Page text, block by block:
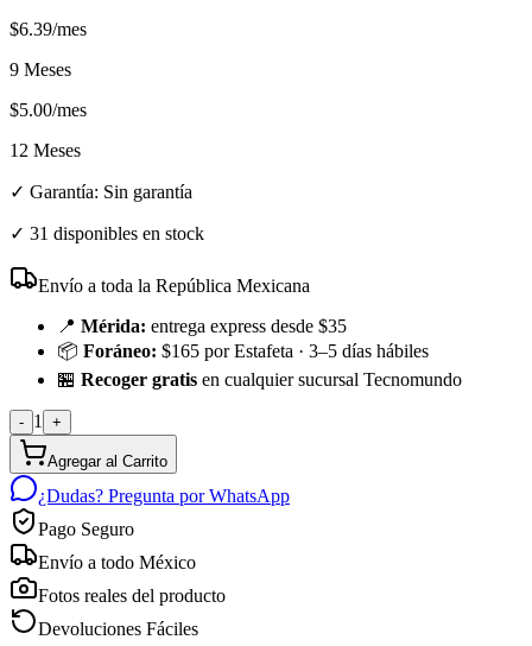
$6.39/mes
9 Meses
$5.00/mes
12 Meses
✓ Garantía: Sin garantía
✓ 31 disponibles en stock
Envío a toda la República Mexicana
📍 Mérida: entrega express desde $35
📦 Foráneo: $165 por Estafeta · 3–5 días hábiles
🏪 Recoger gratis en cualquier sucursal Tecnomundo
- 1 +
Agregar al Carrito
¿Dudas? Pregunta por WhatsApp
Pago Seguro
Envío a todo México
Fotos reales del producto
Devoluciones Fáciles